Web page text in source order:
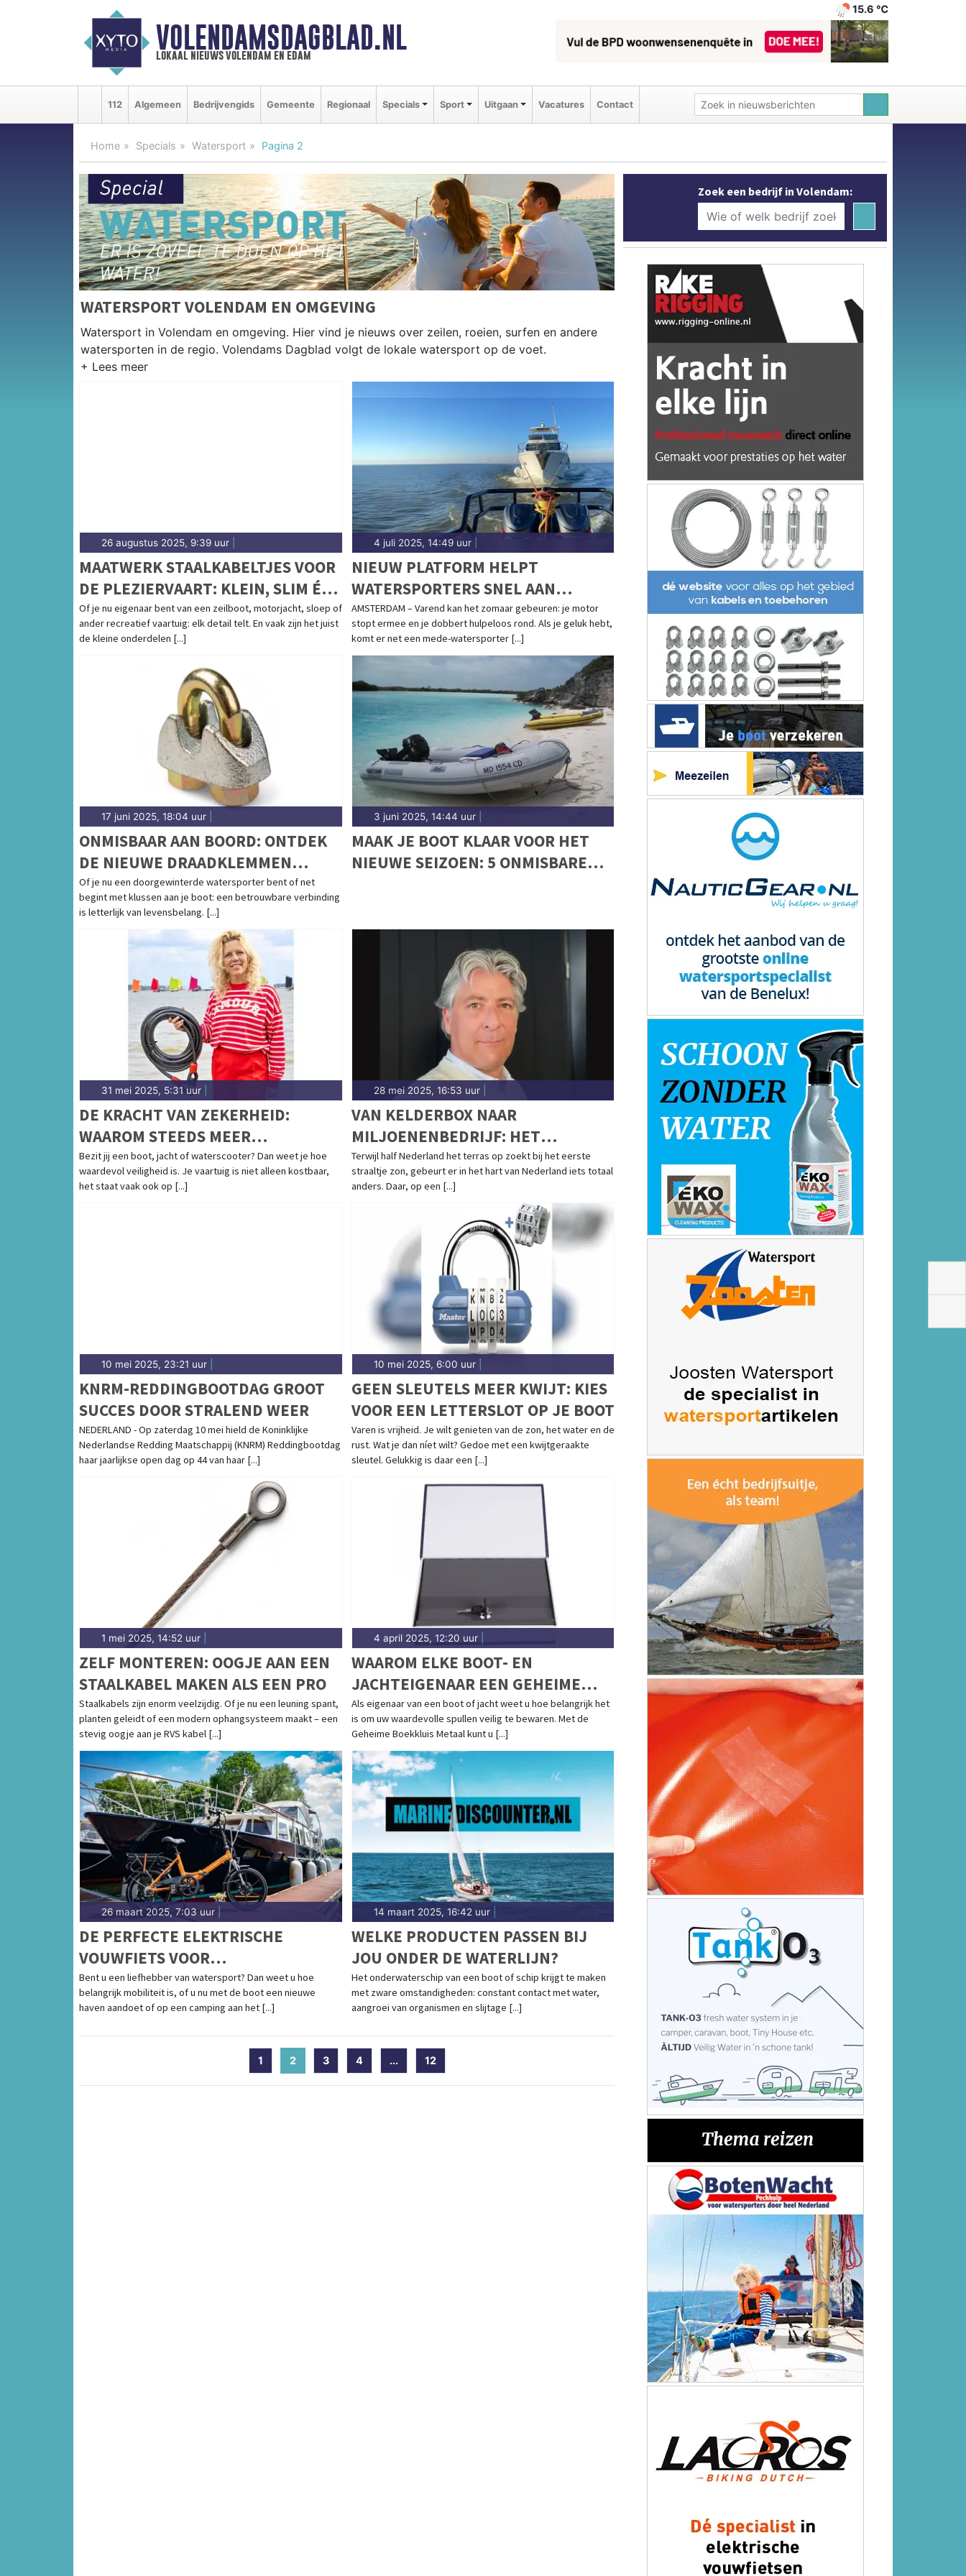
VOLENDAMSDAGBLAD.NL
lokaal nieuws volendam en edam
15.6 ℃
112 Algemeen Bedrijvengids Gemeente Regionaal Specials Sport Uitgaan Vacatures Contact
Home Specials Watersport Pagina 2
WATERSPORT VOLENDAM EN OMGEVING
Watersport in Volendam en omgeving. Hier vind je nieuws over zeilen, roeien, surfen en andere
watersporten in de regio. Volendams Dagblad volgt de lokale watersport op de voet.
26 augustus 2025, 9:39 uur
MAATWERK STAALKABELTJES VOOR
DE PLEZIERVAART: KLEIN, SLIM ÉN
OERSTERK
Of je nu eigenaar bent van een zeilboot, motorjacht, sloep of
ander recreatief vaartuig: elk detail telt. En vaak zijn het juist
de kleine onderdelen [...]
4 juli 2025, 14:49 uur|
NIEUW PLATFORM HELPT
WATERSPORTERS SNEL AAN
SLEEPHULP:
SLEPENDOENWESAMEN.NL LIVE
AMSTERDAM – Varend kan het zomaar gebeuren: je motor
stopt ermee en je dobbert hulpeloos rond. Als je geluk hebt,
komt er net een mede-watersporter [...]
17 juni 2025, 18:04 uur
ONMISBAAR AAN BOORD: ONTDEK
DE NIEUWE DRAADKLEMMEN
VOLGENS DIN EN 13411-5
Of je nu een doorgewinterde watersporter bent of net
begint met klussen aan je boot: een betrouwbare verbinding
is letterlijk van levensbelang. [...]
3 juni 2025, 14:44 uur|
MAAK JE BOOT KLAAR VOOR HET
NIEUWE SEIZOEN: 5 ONMISBARE
31 mei 2025, 5:31 uur
DE KRACHT VAN ZEKERHEID:
WAAROM STEEDS MEER
BOOTEIGENAREN KIEZEN VOOR
CAVO KABELSLOTEN
Bezit jij een boot, jacht of waterscooter? Dan weet je hoe
waardevol veiligheid is. Je vaartuig is niet alleen kostbaar,
het staat vaak ook op [...]
28 mei 2025, 16:53 uur|
VAN KELDERBOX NAAR
MILJOENENBEDRIJF: HET
ONGEPOLIJSTE SUCCESVERHAAL
VAN NAUTICGEAR.NL
Terwijl half Nederland het terras op zoekt bij het eerste
straaltje zon, gebeurt er in het hart van Nederland iets totaal
anders. Daar, op een [...]
10 mei 2025, 23:21 uur
KNRM-REDDINGBOOTDAG GROOT
SUCCES DOOR STRALEND WEER
NEDERLAND - Op zaterdag 10 mei hield de Koninklijke
Nederlandse Redding Maatschappij (KNRM) Reddingbootdag
haar jaarlijkse open dag op 44 van haar [...]
10 mei 2025, 6:00 uur|
GEEN SLEUTELS MEER KWIJT: KIES
VOOR EEN LETTERSLOT OP JE BOOT
Varen is vrijheid. Je wilt genieten van de zon, het water en de
rust. Wat je dan níet wilt? Gedoe met een kwijtgeraakte
sleutel. Gelukkig is daar een [...]
1 mei 2025, 14:52 uur
ZELF MONTEREN: OOGJE AAN EEN
STAALKABEL MAKEN ALS EEN PRO
Staalkabels zijn enorm veelzijdig. Of je nu een leuning spant,
planten geleidt of een modern ophangsysteem maakt – een
stevig oogje aan je RVS kabel [...]
4 april 2025, 12:20 uur|
WAAROM ELKE BOOT- EN
JACHTEIGENAAR EEN GEHEIME
BOEKKLUIS VAN METAAL MOET
HEBBEN
Als eigenaar van een boot of jacht weet u hoe belangrijk het
is om uw waardevolle spullen veilig te bewaren. Met de
Geheime Boekkluis Metaal kunt u [...]
26 maart 2025, 7:03 uur
DE PERFECTE ELEKTRISCHE
VOUWFIETS VOOR
WATERSPORTLIEFHEBBERS
Bent u een liefhebber van watersport? Dan weet u hoe
belangrijk mobiliteit is, of u nu met de boot een nieuwe
haven aandoet of op een camping aan het [...]
14 maart 2025, 16:42 uur|
WELKE PRODUCTEN PASSEN BIJ
JOU ONDER DE WATERLIJN?
Het onderwaterschip van een boot of schip krijgt te maken
met zware omstandigheden: constant contact met water,
aangroei van organismen en slijtage [...]
1 2(current)
3 4 ... 12
Zoek een bedrijf in Volendam: